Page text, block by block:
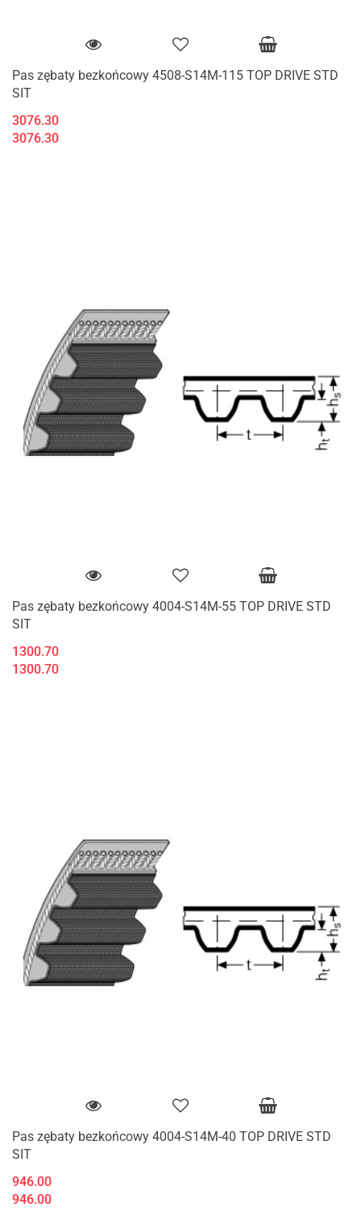
Pas zębaty bezkońcowy 4508-S14M-115 TOP DRIVE STD
SIT
3076.30
3076.30
Pas zębaty bezkońcowy 4004-S14M-55 TOP DRIVE STD
SIT
1300.70
1300.70
Pas zębaty bezkońcowy 4004-S14M-40 TOP DRIVE STD
SIT
946.00
946.00